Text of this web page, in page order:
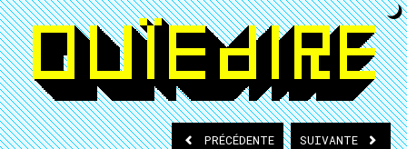
PRÉCÉDENTE SUIVANTE